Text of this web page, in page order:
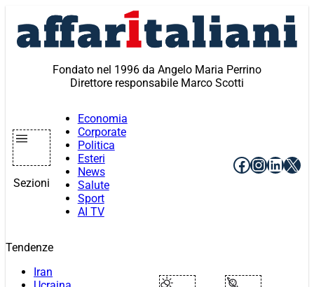
contenuto
Fondato nel 1996 da Angelo Maria Perrino
Direttore responsabile Marco Scotti
Sezioni
Economia
Corporate
Politica
Esteri
News
Salute
Sport
AI TV
Facebook
X
Tendenze
Iran